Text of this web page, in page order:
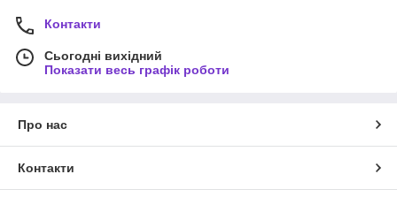
Контакти
Сьогодні вихідний
Показати весь графік роботи
Про нас
Контакти